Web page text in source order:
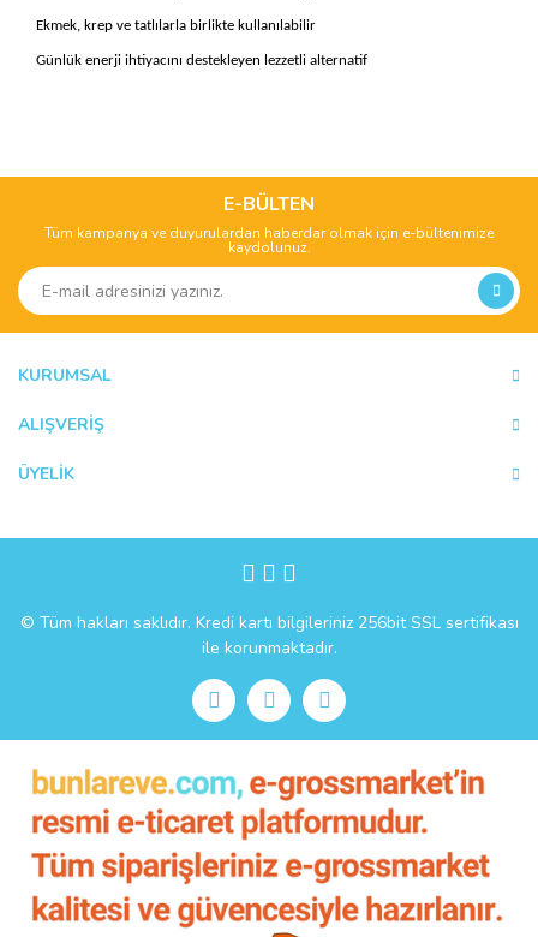
Ekmek, krep ve tatlılarla birlikte kullanılabilir
Günlük enerji ihtiyacını destekleyen lezzetli alternatif
Yorum Yaz
kullanarak tarafımıza iletebilirsiniz.
Görüş ve önerileriniz için teşekkür ederiz.
Ürün açıklamasında eksik bilgiler bulunuyor.
Ürün bilgilerinde hatalar bulunuyor.
E-BÜLTEN
Tüm kampanya ve duyurulardan haberdar olmak için e-bültenimize
kaydolunuz.
KURUMSAL
ALIŞVERİŞ
ÜYELİK
© Tüm hakları saklıdır. Kredi kartı bilgileriniz 256bit SSL sertifikası
ile korunmaktadır.